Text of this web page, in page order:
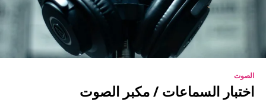
الصوت
اختبار السماعات / مكبر الصوت